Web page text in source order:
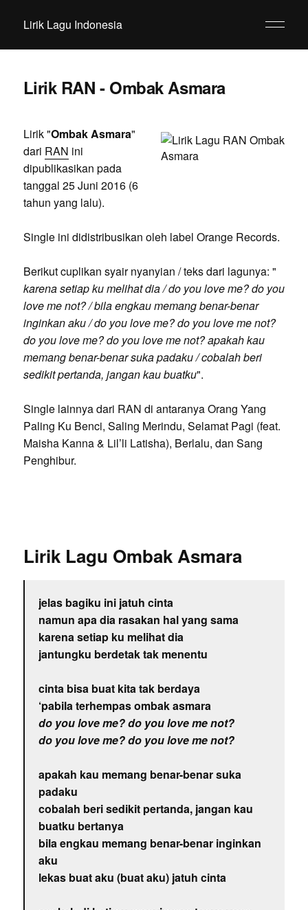
Lirik Lagu Indonesia
Lirik RAN - Ombak Asmara
Lirik "Ombak Asmara"
dari RAN ini
dipublikasikan pada
tanggal 25 Juni 2016 (6
tahun yang lalu).
Single ini didistribusikan oleh label Orange Records.
Berikut cuplikan syair nyanyian / teks dari lagunya: "
karena setiap ku melihat dia / do you love me? do you
love me not? / bila engkau memang benar-benar
inginkan aku / do you love me? do you love me not?
do you love me? do you love me not? apakah kau
memang benar-benar suka padaku / cobalah beri
sedikit pertanda, jangan kau buatku".
Single lainnya dari RAN di antaranya Orang Yang
Paling Ku Benci, Saling Merindu, Selamat Pagi (feat.
Maisha Kanna & Lil’li Latisha), Berlalu, dan Sang
Penghibur.
Lirik Lagu Ombak Asmara
jelas bagiku ini jatuh cinta
namun apa dia rasakan hal yang sama
karena setiap ku melihat dia
jantungku berdetak tak menentu
cinta bisa buat kita tak berdaya
‘pabila terhempas ombak asmara
do you love me? do you love me not?
do you love me? do you love me not?
apakah kau memang benar-benar suka
padaku
cobalah beri sedikit pertanda, jangan kau
buatku bertanya
bila engkau memang benar-benar inginkan
aku
lekas buat aku (buat aku) jatuh cinta